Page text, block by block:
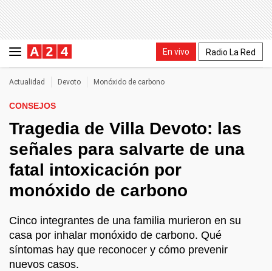
En vivo Radio La Red
Actualidad Devoto Monóxido de carbono
CONSEJOS
Tragedia de Villa Devoto: las
señales para salvarte de una
fatal intoxicación por
monóxido de carbono
Cinco integrantes de una familia murieron en su
casa por inhalar monóxido de carbono. Qué
síntomas hay que reconocer y cómo prevenir
nuevos casos.